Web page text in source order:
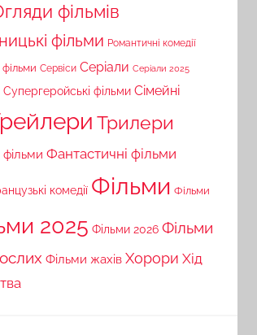
фільмів
фільми Романтичні комедії
Сервіси Серіали Серіали 2025
Супергеройські фільми Сімейні
Трилери
фільми Фантастичні фільми
комедії Фільми Фільми
2025 Фільми 2026 Фільми
Фільми жахів Хорори Хід